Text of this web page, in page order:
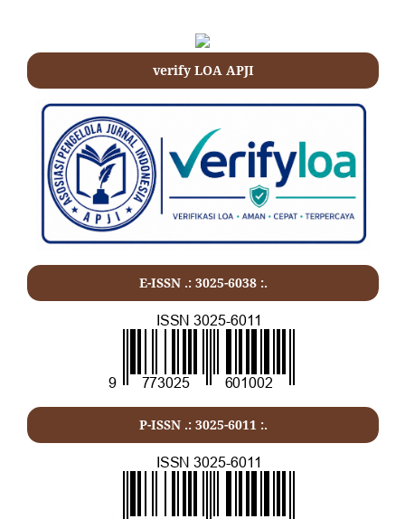
verify LOA APJI
E-ISSN .: 3025-6038 :.
P-ISSN .: 3025-6011 :.